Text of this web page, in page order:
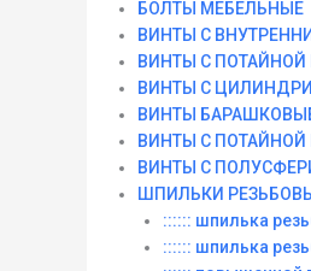
БОЛТЫ МЕБЕЛЬНЫЕ
ВИНТЫ С
ВИНТЫ С ПОТАЙНОЙ
ВИНТЫ С
ВИНТЫ
ВИНТЫ С
ВИНТЫ С
ШПИЛЬКИ
:::::: шпилька
:::::: шпилька